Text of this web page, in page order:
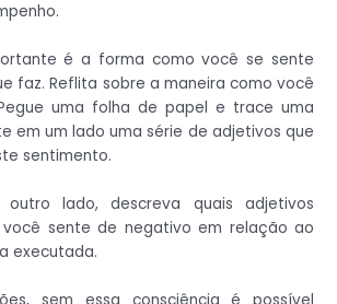
é a forma como você se sente
faz. Reflita sobre a maneira como você
uma folha de papel e trace uma
em um lado uma série de adjetivos que
sentimento.
outro lado, descreva quais adjetivos
sente de negativo em relação ao
executada.
sem essa consciência é possível